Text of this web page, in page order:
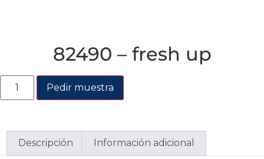
82490 – fresh up
Pedir muestra
Descripción Información adicional